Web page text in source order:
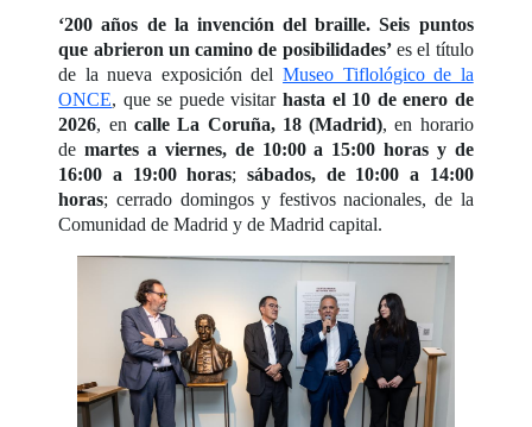
‘200 años de la invención del braille. Seis puntos
que abrieron un camino de posibilidades’es el título
de la nueva exposición delMuseo Tiflológico de la
ONCE, que se puede visitar hasta el 10 de enero de
2026, en calle La Coruña, 18 (Madrid), en horario
demartes a viernes, de 10:00 a 15:00 horas y de
16:00 a 19:00 horas; sábados, de 10:00 a 14:00
horas; cerrado domingos y festivos nacionales, de la
Comunidad de Madrid y de Madrid capital.